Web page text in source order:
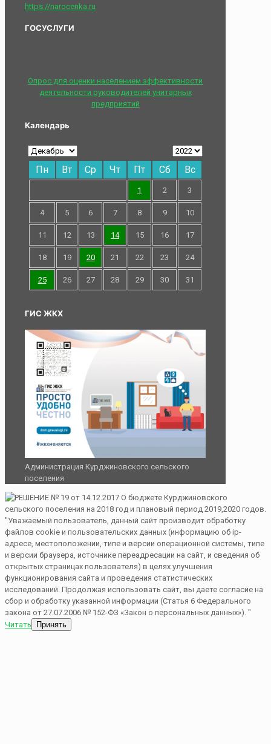
https://narocenka.ru
ГОСУСЛУГИ
Опрос для оценки населением эффективности
деятельности руководителей унитарных
предприятий
Календарь
Пн Вт Ср Чт Пт Сб Вс
1 2 3
4 5 6 7 8 9 10
11 12 13 14 15 16 17
18 19 20 21 22 23 24
25 26 27 28 29 30 31
ГИС ЖКХ
Администрация Курджиновского сельского
поселения
"Уважаемый пользователь, данный сайт производит обработку
файлов cookie и пользовательских данных (информацию об ip-
адресе, местоположении, типе и версии операционной системы, типе
и версии браузера, источнике переадресации на сайт, и сведения об
открытых страницах пользователя) в целях улучшения
функционирования сайта и проведения статистических
исследований. Продолжая использовать сайт, вы даете согласие на
сбор и обработку указанной информации (Статья 6 Федерального
закона от 27.07.2006 № 152-ФЗ «Закон о персональных данных»). "
Читать
Принять